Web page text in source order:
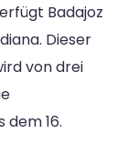
Badajoz
Dieser
von drei
dem 16.